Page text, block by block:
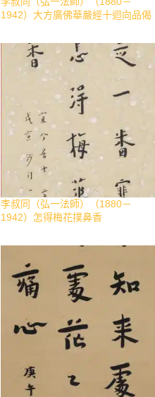
1942）大方廣佛華嚴經十迴向品偈
李叔同（弘一法師）（1880－
1942）怎得梅花撲鼻香